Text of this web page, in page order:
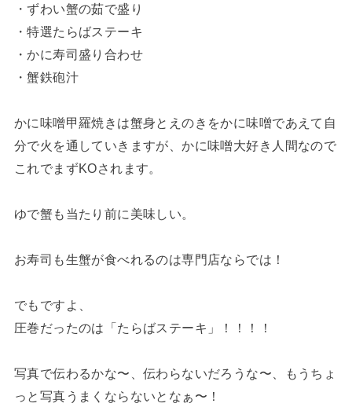
・ずわい蟹の茹で盛り
・特選たらばステーキ
・かに寿司盛り合わせ
・蟹鉄砲汁
かに味噌甲羅焼きは蟹身とえのきをかに味噌であえて自
分で火を通していきますが、かに味噌大好き人間なので
これでまずKOされます。
ゆで蟹も当たり前に美味しい。
お寿司も生蟹が食べれるのは専門店ならでは！
でもですよ、
圧巻だったのは「たらばステーキ」！！！！
写真で伝わるかな〜、伝わらないだろうな〜、もうちょ
っと写真うまくならないとなぁ〜！